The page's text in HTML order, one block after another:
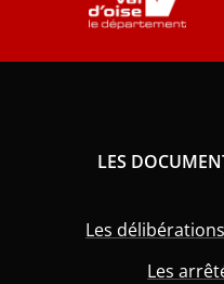
LES
Les
Les